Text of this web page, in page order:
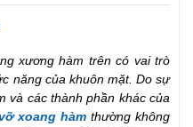
xương hàm trên có vai trò
năng của khuôn mặt. Do sự
và các thành phần khác của
xoang hàm thường không